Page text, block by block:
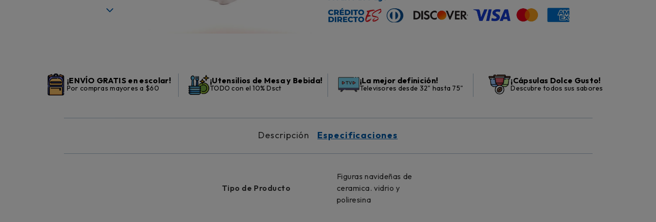
¡ENVÍO GRATIS en escolar!
Por compras mayores a $60
¡Utensilios de Mesa y Bebida!
TODO con el 10% Dsct
¡La mejor definición!
Televisores desde 32" hasta 75"
¡Cápsulas Dolce Gusto!
Descubre todos sus sabores
Descripción Especificaciones
Tipo de Producto
Figuras navideñas de
ceramica. vidrio y
poliresina